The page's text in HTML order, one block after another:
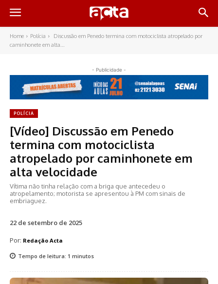
Home Polícia
Discussão em Penedo termina com motociclista atropelado por
caminhonete em alta...
- Publicidade -
POLÍCIA
[Vídeo] Discussão em Penedo
termina com motociclista
atropelado por caminhonete em
alta velocidade
Vítima não tinha relação com a briga que antecedeu o
atropelamento; motorista se apresentou à PM com sinais de
embriaguez.
22 de setembro de 2025
Por: Redação Acta
Tempo de leitura: 1 minutos